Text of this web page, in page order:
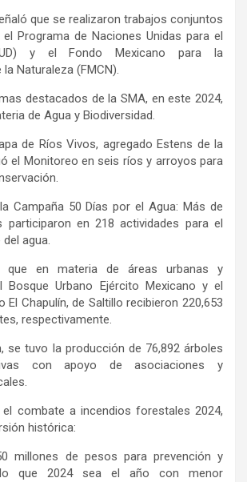
que se realizaron trabajos conjuntos
Programa de Naciones Unidas para el
y el Fondo Mexicano para la
Naturaleza (FMCN).
destacados de la SMA, en este 2024,
de Agua y Biodiversidad.
de Ríos Vivos, agregado Estens de la
el Monitoreo en seis ríos y arroyos para
Campaña 50 Días por el Agua: Más de
participaron en 218 actividades para el
agua.
que en materia de áreas urbanas y
Bosque Urbano Ejército Mexicano y el
El Chapulín, de Saltillo recibieron 220,653
respectivamente.
se tuvo la producción de 76,892 árboles
con apoyo de asociaciones y
el combate a incendios forestales 2024,
histórica:
millones de pesos para prevención y
que 2024 sea el año con menor